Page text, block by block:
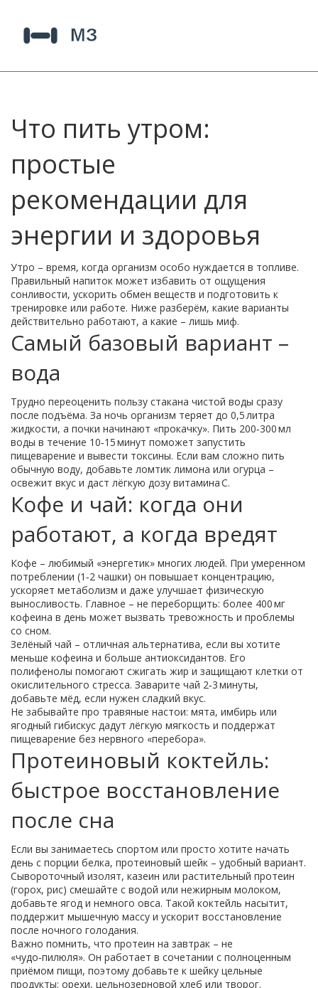
Что пить утром:
простые
рекомендации для
энергии и здоровья
Утро – время, когда организм особо нуждается в топливе.
Правильный напиток может избавить от ощущения
сонливости, ускорить обмен веществ и подготовить к
тренировке или работе. Ниже разберём, какие варианты
действительно работают, а какие – лишь миф.
Самый базовый вариант –
вода
Трудно переоценить пользу стакана чистой воды сразу
после подъёма. За ночь организм теряет до 0,5 литра
жидкости, а почки начинают «прокачку». Пить 200‑300 мл
воды в течение 10‑15 минут поможет запустить
пищеварение и вывести токсины. Если вам сложно пить
обычную воду, добавьте ломтик лимона или огурца –
освежит вкус и даст лёгкую дозу витамина C.
Кофе и чай: когда они
работают, а когда вредят
Кофе – любимый «энергетик» многих людей. При умеренном
потреблении (1‑2 чашки) он повышает концентрацию,
ускоряет метаболизм и даже улучшает физическую
выносливость. Главное – не переборщить: более 400 мг
кофеина в день может вызвать тревожность и проблемы
со сном.
Зелёный чай – отличная альтернатива, если вы хотите
меньше кофеина и больше антиоксидантов. Его
полифенолы помогают сжигать жир и защищают клетки от
окислительного стресса. Заварите чай 2‑3 минуты,
добавьте мёд, если нужен сладкий вкус.
Не забывайте про травяные настои: мята, имбирь или
ягодный гибискус дадут лёгкую мягкость и поддержат
пищеварение без нервного «перебора».
Протеиновый коктейль:
быстрое восстановление
после сна
Если вы занимаетесь спортом или просто хотите начать
день с порции белка, протеиновый шейк – удобный вариант.
Сывороточный изолят, казеин или растительный протеин
(горох, рис) смешайте с водой или нежирным молоком,
добавьте ягод и немного овса. Такой коктейль насытит,
поддержит мышечную массу и ускорит восстановление
после ночного голодания.
Важно помнить, что протеин на завтрак – не
«чудо‑пилюля». Он работает в сочетании с полноценным
приёмом пищи, поэтому добавьте к шейку цельные
продукты: орехи, цельнозерновой хлеб или творог.